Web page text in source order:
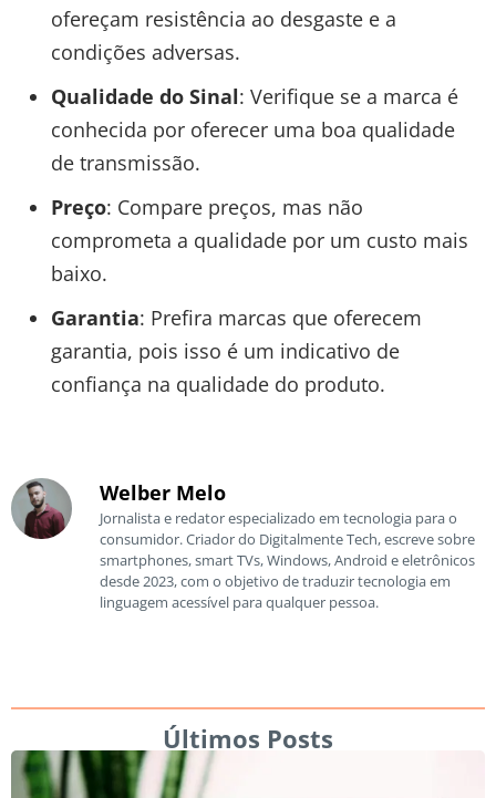
ofereçam resistência ao desgaste e a
condições adversas.
Qualidade do Sinal: Verifique se a marca é
conhecida por oferecer uma boa qualidade
de transmissão.
Preço: Compare preços, mas não
comprometa a qualidade por um custo mais
baixo.
Garantia: Prefira marcas que oferecem
garantia, pois isso é um indicativo de
confiança na qualidade do produto.
Welber Melo
Jornalista e redator especializado em tecnologia para o
consumidor. Criador do Digitalmente Tech, escreve sobre
smartphones, smart TVs, Windows, Android e eletrônicos
desde 2023, com o objetivo de traduzir tecnologia em
linguagem acessível para qualquer pessoa.
Últimos Posts